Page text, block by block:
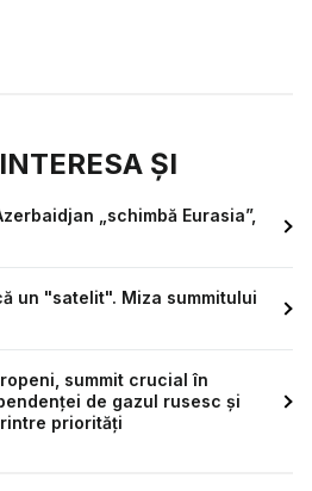
ȘI
„schimbă Eurasia”,
un "satelit". Miza summitului
summit crucial în
de gazul rusesc și
priorități